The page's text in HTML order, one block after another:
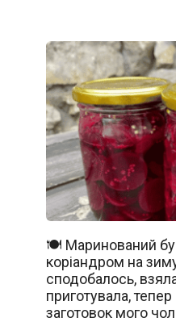
🍽️ Маринований
коріандром на
сподобалось,
приготувала,
заготовок мого